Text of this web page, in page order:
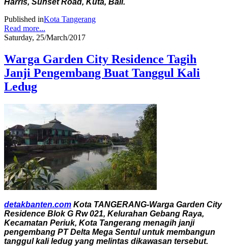
Published inKota Tangerang
Read more...
Saturday, 25/March/2017
Warga Garden City Residence Tagih
Janji Pengembang Buat Tanggul Kali
Ledug
detakbanten.com Kota TANGERANG-Warga Garden City
Residence Blok G Rw 021, Kelurahan Gebang Raya,
Kecamatan Periuk, Kota Tangerang menagih janji
pengembang PT Delta Mega Sentul untuk membangun
tanggul kali ledug yang melintas dikawasan tersebut.